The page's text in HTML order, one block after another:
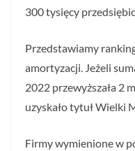
300 tysięcy
Przedstawiamy
amortyzacji. Jeżeli
2022 przewyższała 2
uzyskało tytuł Wielki
Firmy wymienione w